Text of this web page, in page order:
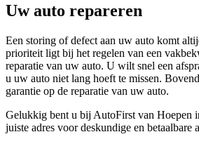
Uw auto repareren
Een storing of defect aan uw auto komt
prioriteit ligt bij het regelen van een
reparatie van uw auto. U wilt snel een
u uw auto niet lang hoeft te missen.
garantie op de reparatie van uw auto.
Gelukkig bent u bij AutoFirst van Hoepen
juiste adres voor deskundige en betaalbare